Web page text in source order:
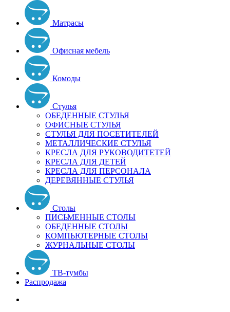
Матрасы
Офисная мебель
Комоды
Стулья
ОБЕДЕННЫЕ СТУЛЬЯ
ОФИСНЫЕ СТУЛЬЯ
СТУЛЬЯ ДЛЯ ПОСЕТИТЕЛЕЙ
МЕТАЛЛИЧЕСКИЕ СТУЛЬЯ
КРЕСЛА ДЛЯ РУКОВОДИТЕТЕЙ
КРЕСЛА ДЛЯ ДЕТЕЙ
КРЕСЛА ДЛЯ ПЕРСОНАЛА
ДЕРЕВЯННЫЕ СТУЛЬЯ
Столы
ПИСЬМЕННЫЕ СТОЛЫ
ОБЕДЕННЫЕ СТОЛЫ
КОМПЬЮТЕРНЫЕ СТОЛЫ
ЖУРНАЛЬНЫЕ СТОЛЫ
ТВ-тумбы
Распродажа